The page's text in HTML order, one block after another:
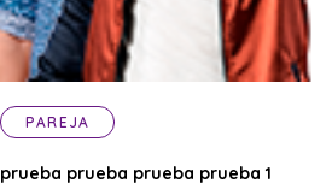
PAREJA
prueba prueba prueba prueba 1